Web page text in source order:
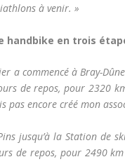
à venir. »
handbike en trois
a commencé à Bray-
de repos, pour 2320
pas encore créé mon
jusqu’à la Station de
de repos, pour 2490